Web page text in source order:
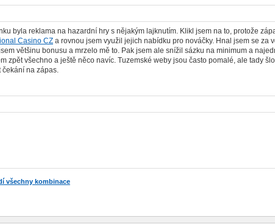
byla reklama na hazardní hry s nějakým lajknutím. Klikl jsem na to, protože
Casino CZ a rovnou jsem využil jejich nabídku pro nováčky. Hnal jsem se za
většinu bonusu a mrzelo mě to. Pak jsem ale snížil sázku na minimum a
zpět všechno a ještě něco navíc. Tuzemské weby jsou často pomalé, ale tady
čekání na zápas.
všechny kombinace